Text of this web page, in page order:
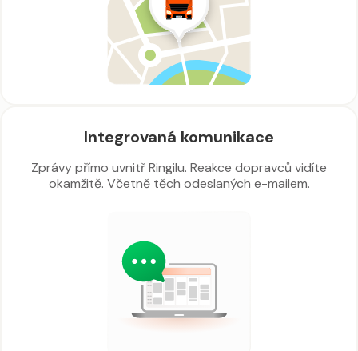
Integrovaná komunikace
Zprávy přímo uvnitř Ringilu. Reakce dopravců vidíte
okamžitě. Včetně těch odeslaných e-mailem.